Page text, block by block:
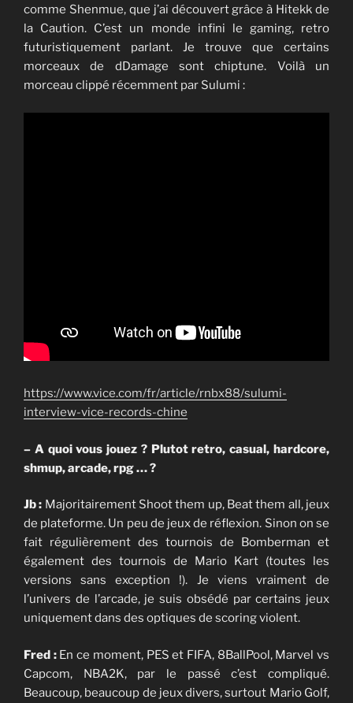
comme Shenmue, que j’ai découvert grâce à Hitekk de
la Caution. C’est un monde infini le gaming, retro
futuristiquement parlant. Je trouve que certains
morceaux de dDamage sont chiptune. Voilà un
morceau clippé récemment par Sulumi :
https://www.vice.com/fr/article/rnbx88/sulumi-
interview-vice-records-chine
– A quoi vous jouez ? Plutot retro, casual, hardcore,
shmup, arcade, rpg … ?
Jb : Majoritairement Shoot them up, Beat them all, jeux
de plateforme. Un peu de jeux de réflexion. Sinon on se
fait régulièrement des tournois de Bomberman et
également des tournois de Mario Kart (toutes les
versions sans exception !). Je viens vraiment de
l’univers de l’arcade, je suis obsédé par certains jeux
uniquement dans des optiques de scoring violent.
Fred : En ce moment, PES et FIFA, 8BallPool, Marvel vs
Capcom, NBA2K, par le passé c’est compliqué.
Beaucoup, beaucoup de jeux divers, surtout Mario Golf,